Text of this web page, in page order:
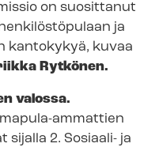
on suosittanut
ja
kantokykyä, kuvaa
Rytkönen.
valossa.
​ammattien
sijalla 2. Sosiaali- ja